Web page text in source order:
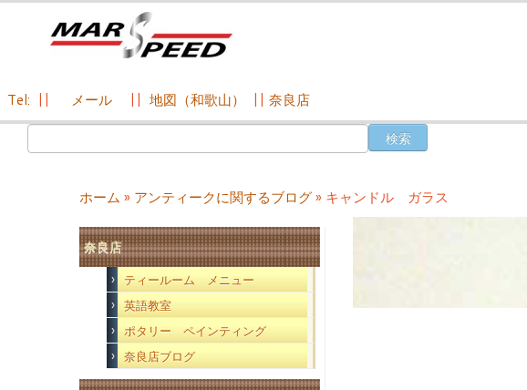
Tel: メール 地図（和歌山） 奈良店
索:
ホーム » アンティークに関するブログ» キャンドル ガラス
奈良店
ティールーム メニュー
英語教室
ポタリー ペインティング
奈良店ブログ